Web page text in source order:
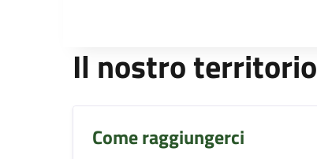
Il nostro territorio
Come raggiungerci